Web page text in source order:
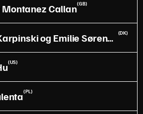
Callan(GB)
Cecilie Karpinski og Emilie Sørensen (DK)
(US)
(PL)